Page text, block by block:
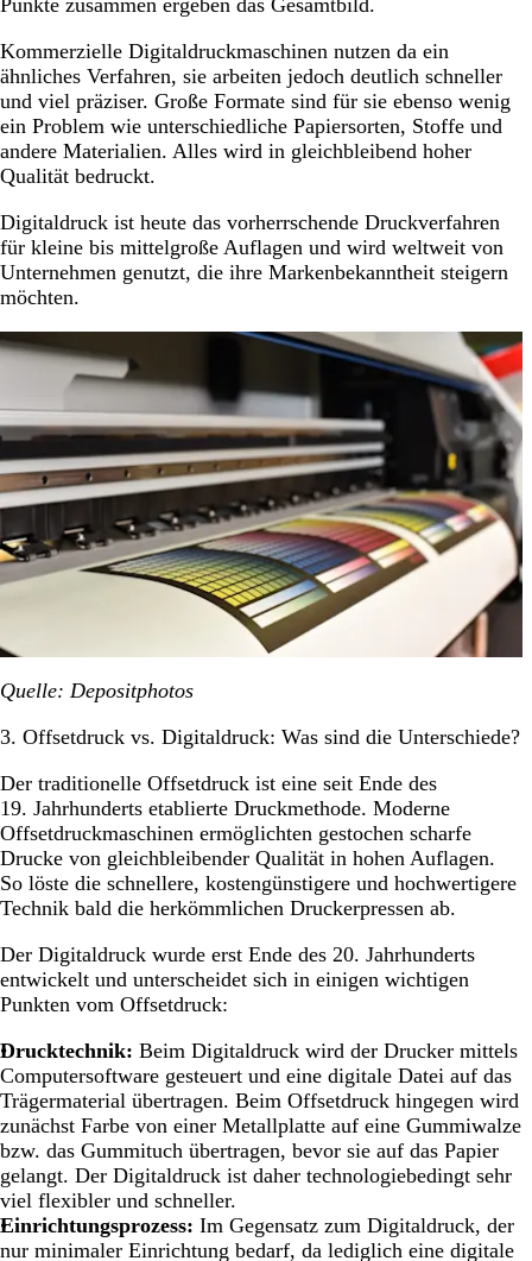
Punkte zusammen ergeben das Gesamtbild.
Kommerzielle Digitaldruckmaschinen nutzen da ein
ähnliches Verfahren, sie arbeiten jedoch deutlich schneller
und viel präziser. Große Formate sind für sie ebenso wenig
ein Problem wie unterschiedliche Papiersorten, Stoffe und
andere Materialien. Alles wird in gleichbleibend hoher
Qualität bedruckt.
Digitaldruck ist heute das vorherrschende Druckverfahren
für kleine bis mittelgroße Auflagen und wird weltweit von
Unternehmen genutzt, die ihre Markenbekanntheit steigern
möchten.
Quelle: Depositphotos
3. Offsetdruck vs. Digitaldruck: Was sind die Unterschiede?
Der traditionelle Offsetdruck ist eine seit Ende des
19. Jahrhunderts etablierte Druckmethode. Moderne
Offsetdruckmaschinen ermöglichten gestochen scharfe
Drucke von gleichbleibender Qualität in hohen Auflagen.
So löste die schnellere, kostengünstigere und hochwertigere
Technik bald die herkömmlichen Druckerpressen ab.
Der Digitaldruck wurde erst Ende des 20. Jahrhunderts
entwickelt und unterscheidet sich in einigen wichtigen
Punkten vom Offsetdruck:
Drucktechnik: Beim Digitaldruck wird der Drucker mittels
Computersoftware gesteuert und eine digitale Datei auf das
Trägermaterial übertragen. Beim Offsetdruck hingegen wird
zunächst Farbe von einer Metallplatte auf eine Gummiwalze
bzw. das Gummituch übertragen, bevor sie auf das Papier
gelangt. Der Digitaldruck ist daher technologiebedingt sehr
viel flexibler und schneller.
Einrichtungsprozess: Im Gegensatz zum Digitaldruck, der
nur minimaler Einrichtung bedarf, da lediglich eine digitale